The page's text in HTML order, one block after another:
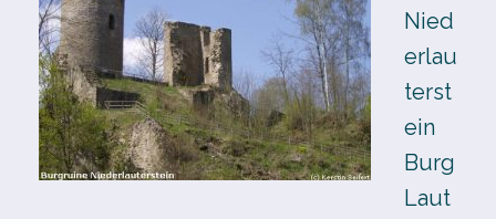
Nied
erlau
terst
ein
Burg
Laut